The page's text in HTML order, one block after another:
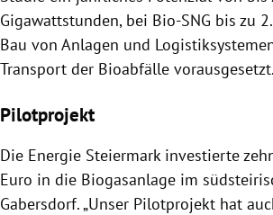
Gigawattstunden, bei Bio-SNG bis zu
Bau von Anlagen und
Transport der Bioabfälle vorausgesetzt.
Pilotprojekt
Die Energie Steiermark investierte
Euro in die Biogasanlage im
Gabersdorf. „Unser Pilotprojekt hat